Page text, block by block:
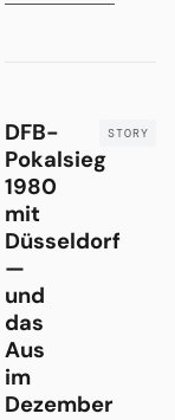
DFB-
Pokalsieg
1980
mit
Düsseldorf
—
und
das
Aus
im
Dezember